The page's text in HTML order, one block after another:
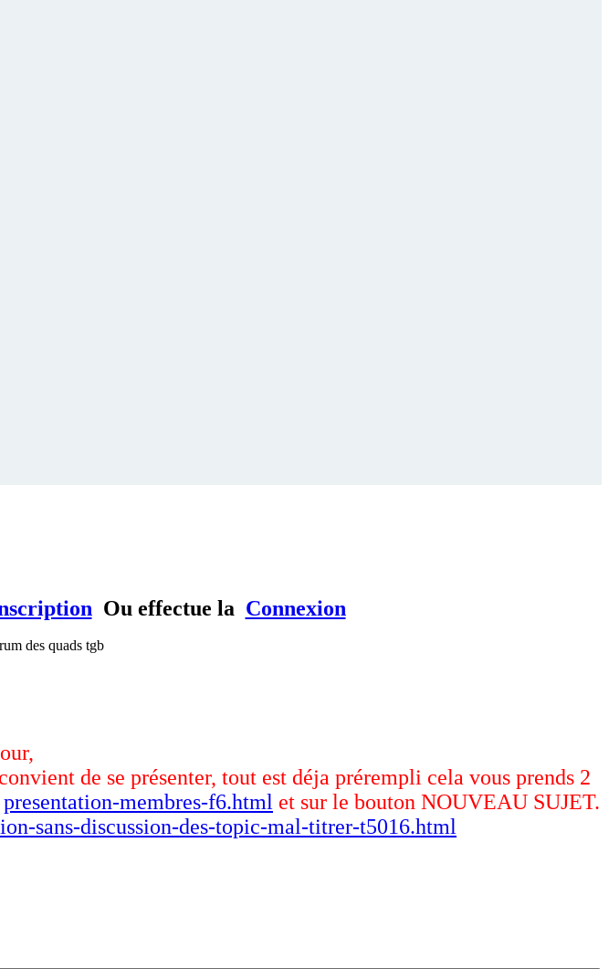
Ou effectue la Connexion
des quads tgb
de se présenter, tout est déja prérempli cela vous prends 2
presentation-membres-f6.html et sur le bouton NOUVEAU SUJET.
sans-discussion-des-topic-mal-titrer-t5016.html